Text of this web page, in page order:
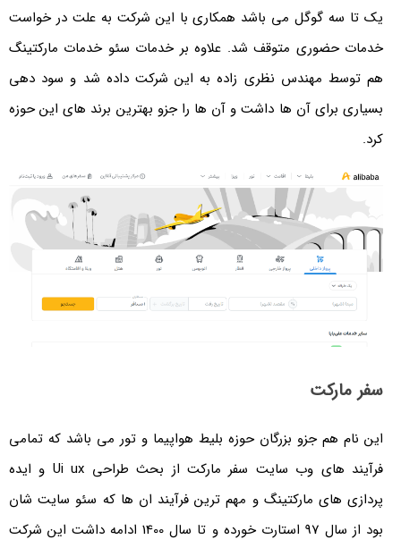
گوگل می باشد همکاری با این شرکت به علت در خواست
متوقف شد. علاوه بر خدمات سئو خدمات مارکتینگ
مهندس نظری زاده به این شرکت داده شد و سود دهی
برای آن ها داشت و آن ها را جزو بهترین برند های این حوزه
هم جزو بزرگان حوزه بلیط هواپیما و تور می باشد که تمامی
فرآیند های وب سایت سفر مارکت از بحث طراحی Ui ux و ایده
های مارکتینگ و مهم ترین فرآیند ان ها که سئو سایت شان
بود از سال 97 استارت خورده و تا سال 1400 ادامه داشت این شرکت